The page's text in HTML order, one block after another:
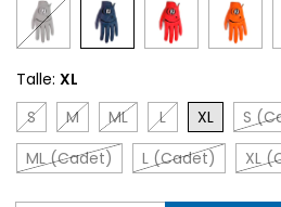
Talle: XL
S
M ML L XL S
ML (Cadet)
L (Cadet) XL